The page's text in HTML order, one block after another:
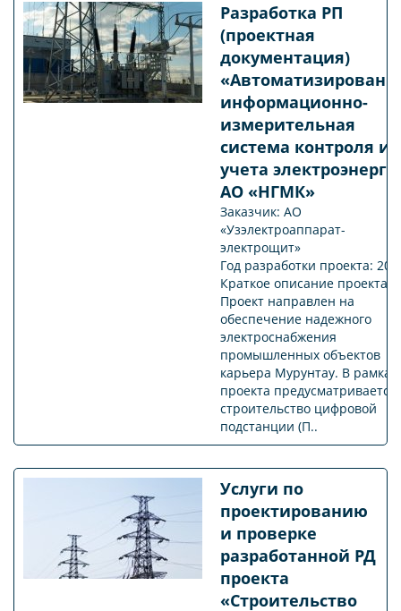
Разработка РП
(проектная
документация)
информационно-
измерительная
система контроля и
учета
АО «НГМК»
Заказчик: АО
«Узэлектроаппарат-
электрощит»
Год разработки проекта:
Краткое описание проекта:
Проект направлен на
обеспечение надежного
электроснабжения
промышленных объектов
карьера Мурунтау. В рамках
проекта предусматривается
строительство цифровой
подстанции (П..
Услуги по
проектированию
и проверке
разработанной РД
проекта
«Строительство